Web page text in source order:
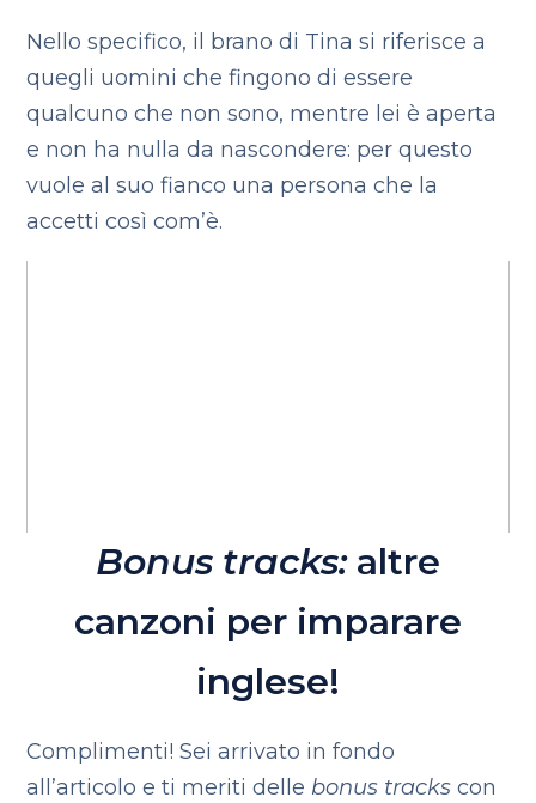
Nello specifico, il brano di Tina si riferisce a
quegli uomini che fingono di essere
qualcuno che non sono, mentre lei è aperta
e non ha nulla da nascondere: per questo
vuole al suo fianco una persona che la
accetti così com’è.
Bonus tracks:altre
canzoni per imparare
inglese!
Complimenti! Sei arrivato in fondo
all’articolo e ti meriti delle bonus tracks con